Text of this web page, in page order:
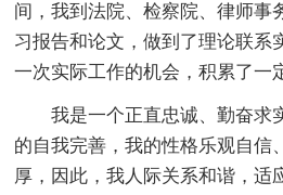
间，我到法院、检察院、律师事
习报告和论文，做到了理论联系
一次实际工作的机会，积累了一
我是一个正直忠诚、勤奋求
的自我完善，我的性格乐观自信
厚，因此，我人际关系和谐，适